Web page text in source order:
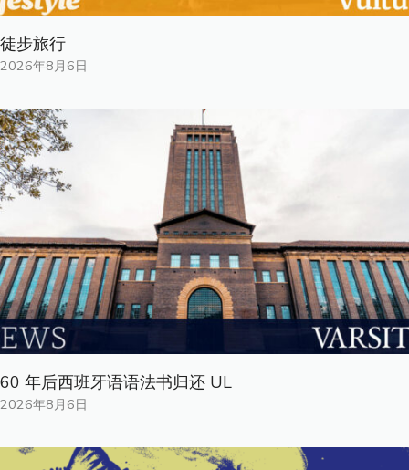
徒步旅行
2026年8月6日
60 年后西班牙语语法书归还 UL
2026年8月6日